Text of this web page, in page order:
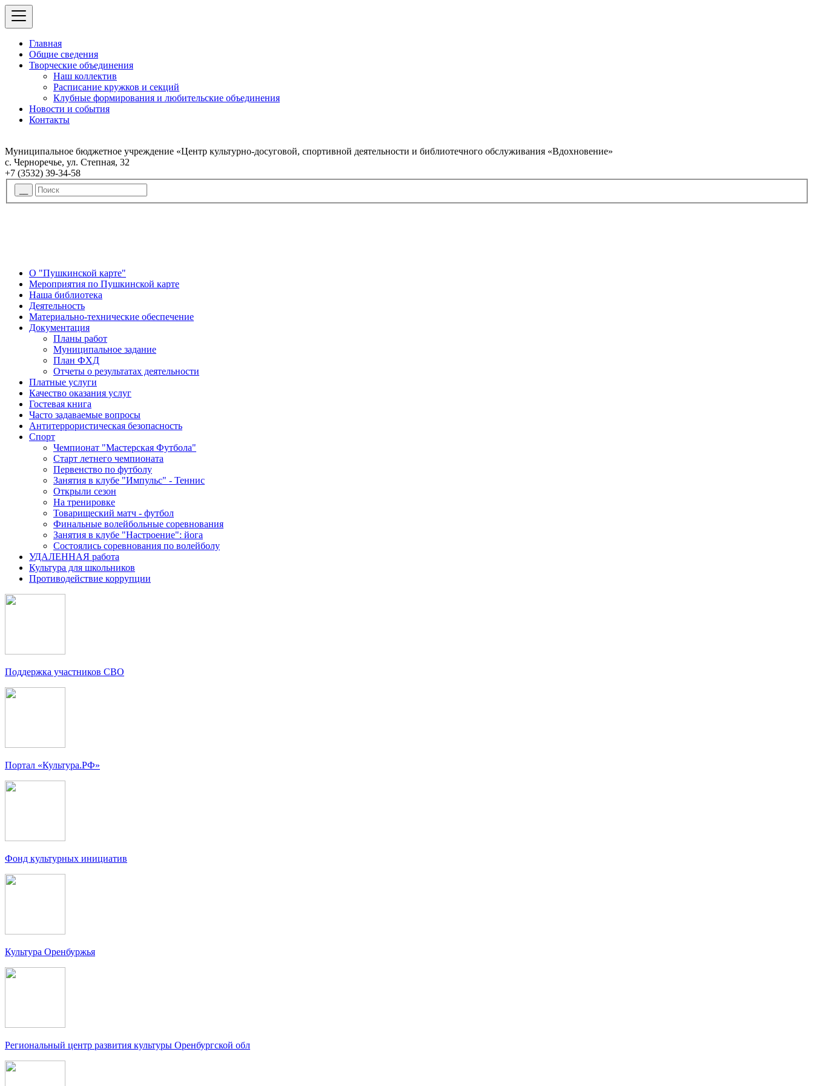
Главная
Общие сведения
Творческие объединения
Наш коллектив
Расписание кружков и секций
Клубные формирования и любительские объединения
Новости и события
Контакты
Муниципальное бюджетное учреждение «Центр культурно-досуговой, спортивной деятельности и библиотечного обслуживания «Вдохновение»
с. Черноречье, ул. Степная, 32
+7 (3532) 39-34-58
О "Пушкинской карте"
Мероприятия по Пушкинской карте
Наша библиотека
Деятельность
Материально-технические обеспечение
Документация
Планы работ
Муниципальное задание
План ФХД
Отчеты о результатах деятельности
Платные услуги
Качество оказания услуг
Гостевая книга
Часто задаваемые вопросы
Антитеррористическая безопасность
Спорт
Чемпионат "Мастерская Футбола"
Старт летнего чемпионата
Первенство по футболу
Занятия в клубе "Импульс" - Теннис
Открыли сезон
На тренировке
Товарищеский матч - футбол
Финальные волейбольные соревнования
Занятия в клубе "Настроение": йога
Состоялись соревнования по волейболу
УДАЛЕННАЯ работа
Культура для школьников
Противодействие коррупции
Поддержка участников СВО
Портал «Культура.РФ»
Фонд культурных инициатив
Культура Оренбуржья
Региональный центр развития культуры Оренбургской обл